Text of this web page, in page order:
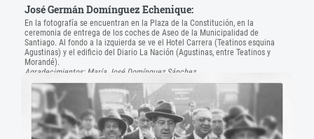
José Germán Domínguez Echenique:
En la fotografía se encuentran en la Plaza de la Constitución, en la
ceremonia de entrega de los coches de Aseo de la Municipalidad de
Santiago. Al fondo a la izquierda se ve el Hotel Carrera (Teatinos esquina
Agustinas) y el edificio del Diario La Nación (Agustinas, entre Teatinos y
Morandé).
Agradecimientos: María José Domínguez Sánchez